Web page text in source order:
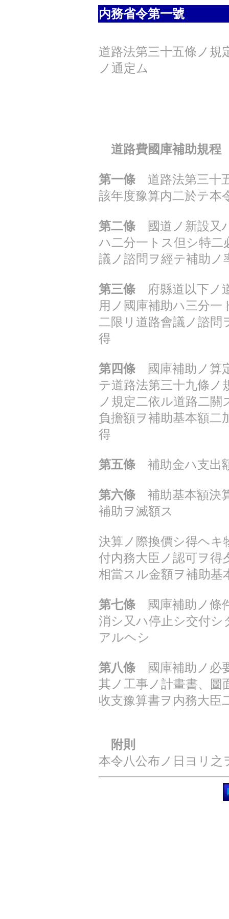
内務省令第一號
道路法第三十五條ノ規
ノ通定ム
道路費國庫補助規程
第一條 道路法第三十
該年度豫算内二於テ本
第二條 國道ノ新設又
ハ二分一トス但シ特二
議ノ諮問ヲ經テ補助ノ
第三條 府縣道以下ノ
用ノ國庫補助ハ三分一
二限リ道路會議ノ諮
得
第四條 國庫補助ノ算
テ道路法第三十九條ノ
ノ規定二依ル道路二
負擔額ヲ補助基本額二
得
第五條 補助金ハ支出
第六條 補助基本額決
補助ヲ滅額ス
決算ノ際換價シ得ヘキ
付内務大臣ノ認可ヲ得
相當スル金額ヲ補助基
第七條 國庫補助ノ條
消シ又ハ停止シ交付
アルヘシ
第八條 國庫補助ノ必
其ノ工事ノ計畫書、圖
收支豫算書ヲ内務大臣
附則
本令八公布ノ日ヨリ之